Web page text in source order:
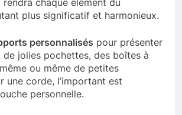
rendra chaque élément du
plus significatif et harmonieux.
personnalisés pour présenter
de jolies pochettes, des boîtes à
ou même de petites
une corde, l’important est
personnelle.